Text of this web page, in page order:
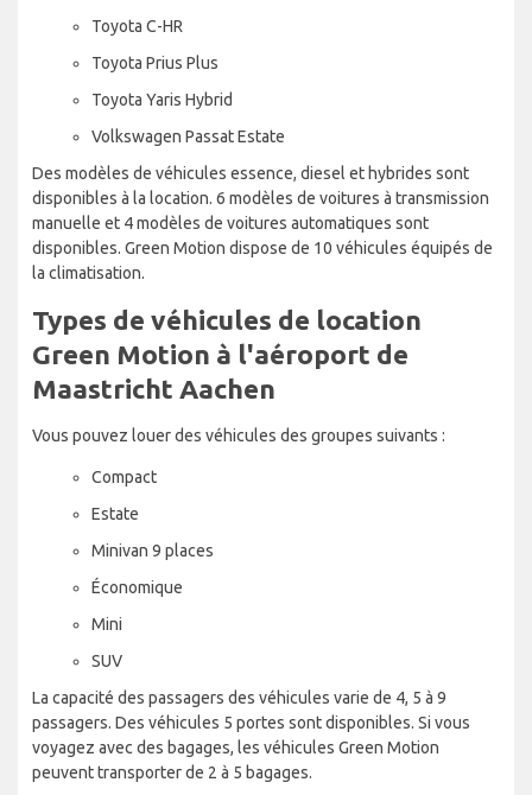
Toyota C-HR
Toyota Prius Plus
Toyota Yaris Hybrid
Volkswagen Passat Estate
Des modèles de véhicules essence, diesel et hybrides sont
disponibles à la location. 6 modèles de voitures à transmission
manuelle et 4 modèles de voitures automatiques sont
disponibles. Green Motion dispose de 10 véhicules équipés de
la climatisation.
Types de véhicules de location
Green Motion à l'aéroport de
Maastricht Aachen
Vous pouvez louer des véhicules des groupes suivants :
Compact
Estate
Minivan 9 places
Économique
Mini
SUV
La capacité des passagers des véhicules varie de 4, 5 à 9
passagers. Des véhicules 5 portes sont disponibles. Si vous
voyagez avec des bagages, les véhicules Green Motion
peuvent transporter de 2 à 5 bagages.